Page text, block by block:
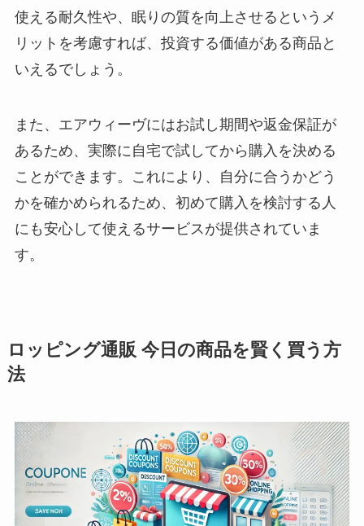
使える耐久性や、眠りの質を向上させるというメ
リットを考慮すれば、投資する価値がある商品と
いえるでしょう。
また、エアウィーヴにはお試し期間や返金保証が
あるため、実際に自宅で試してから購入を決める
ことができます。これにより、自分に合うかどう
かを確かめられるため、初めて購入を検討する人
にも安心して使えるサービスが提供されていま
す。
ロッピング通販 今日の商品を賢く買う方
法